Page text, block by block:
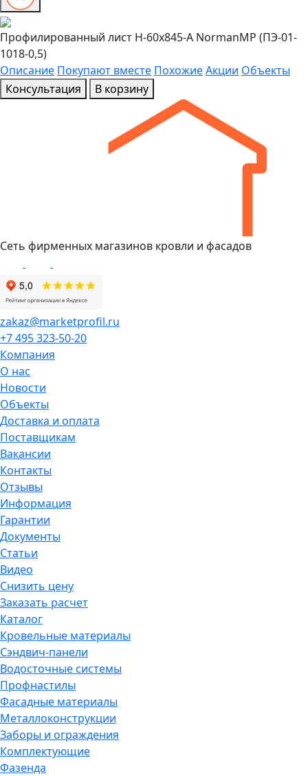
Профилированный лист Н-60x845-A NormanMP (ПЭ-01-
1018-0,5)
Описание Покупают вместе ПохожиеАкции Объекты
Консультация
В корзину
Сеть фирменных магазинов кровли и фасадов
zakaz@marketprofil.ru
+7 495 323-50-20
Компания
О нас
Новости
Объекты
Доставка и оплата
Поставщикам
Вакансии
Контакты
Отзывы
Информация
Гарантии
Документы
Статьи
Видео
Снизить цену
Заказать расчет
Каталог
Кровельные материалы
Сэндвич-панели
Водосточные системы
Профнастилы
Фасадные материалы
Металлоконструкции
Заборы и ограждения
Комплектующие
Фазенда